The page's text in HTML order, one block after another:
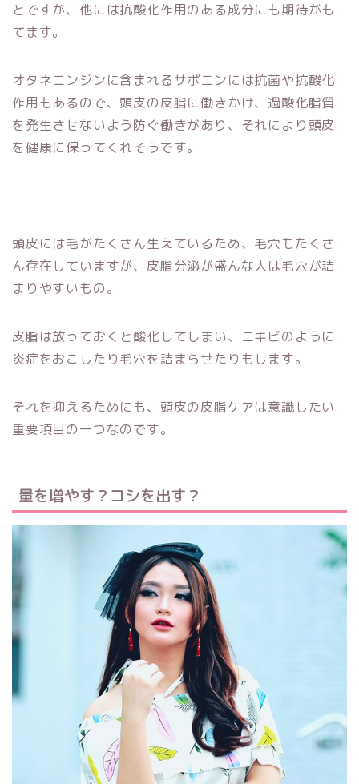
とですが、他には抗酸化作用のある成分にも期待がも
てます。
オタネニンジンに含まれるサポニンには抗菌や抗酸化
作用もあるので、頭皮の皮脂に働きかけ、過酸化脂質
を発生させないよう防ぐ働きがあり、それにより頭皮
を健康に保ってくれそうです。
頭皮には毛がたくさん生えているため、毛穴もたくさ
ん存在していますが、皮脂分泌が盛んな人は毛穴が詰
まりやすいもの。
皮脂は放っておくと酸化してしまい、ニキビのように
炎症をおこしたり毛穴を詰まらせたりもします。
それを抑えるためにも、頭皮の皮脂ケアは意識したい
重要項目の一つなのです。
量を増やす？コシを出す？